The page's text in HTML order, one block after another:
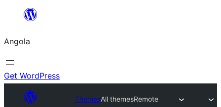
Saltar
o
conteúdo
Angola
Get WordPress
ThemesAll themesRemote